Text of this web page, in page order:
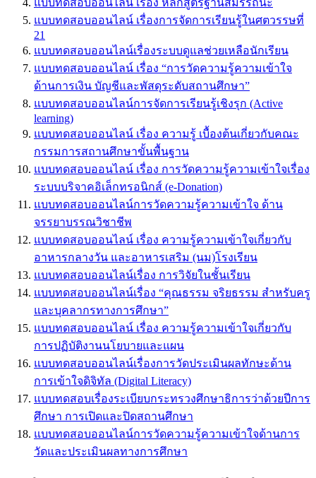
แบบทดสอบออนไลน์ เรื่องการจัดการเรียนรู้ในศตวรรษที่
21
แบบทดสอบออนไลน์เรื่องระบบดูแลช่วยเหลือนักเรียน
แบบทดสอบออนไลน์ เรื่อง “การวัดความรู้ความเข้าใจ
ด้านการเงิน บัญชีและพัสดุระดับสถานศึกษา”
แบบทดสอบออนไลน์การจัดการเรียนรู้เชิงรุก (Active
learning)
แบบทดสอบออนไลน์ เรื่อง ความรู้ เบื้องต้นเกี่ยวกับคณะ
กรรมการสถานศึกษาขั้นพื้นฐาน
แบบทดสอบออนไลน์ เรื่อง การวัดความรู้ความเข้าใจเรื่อง
ระบบบริจาคอิเล็กทรอนิกส์ (e-Donation)
แบบทดสอบออนไลน์การวัดความรู้ความเข้าใจ ด้าน
จรรยาบรรณวิชาชีพ
แบบทดสอบออนไลน์ เรื่อง ความรู้ความเข้าใจเกี่ยวกับ
อาหารกลางวัน และอาหารเสริม (นม)โรงเรียน
แบบทดสอบออนไลน์เรื่อง การวิจัยในชั้นเรียน
แบบทดสอบออนไลน์เรื่อง “คุณธรรม จริยธรรม สำหรับครู
และบุคลากรทางการศึกษา”
แบบทดสอบออนไลน์ เรื่อง ความรู้ความเข้าใจเกี่ยวกับ
การปฏิบัติงานนโยบายและแผน
แบบทดสอบออนไลน์เรื่องการวัดประเมินผลทักษะด้าน
การเข้าใจดิจิทัล (Digital Literacy)
แบบทดสอบเรื่องระเบียบกระทรวงศึกษาธิการว่าด้วยปีการ
ศึกษา การเปิดและปิดสถานศึกษา
แบบทดสอบออนไลน์การวัดความรู้ความเข้าใจด้านการ
วัดและประเมินผลทางการศึกษา